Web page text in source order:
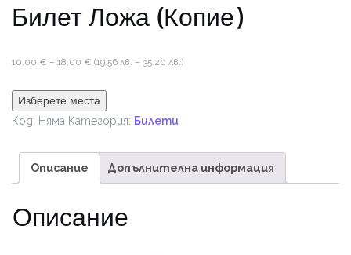
Билет Ложа (Копие)
10,00 € – 18,00 € Price
10,00 €
through
(19.56 лв. – 35.20 лв.)
Изберете места
Код: Няма Категория: Билети
Описание Допълнителна информация
Описание